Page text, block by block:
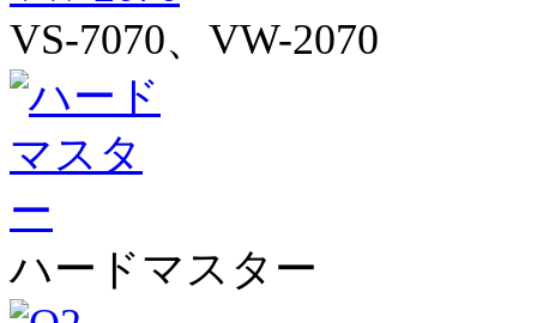
VS-7070、VW-2070
ハードマスター